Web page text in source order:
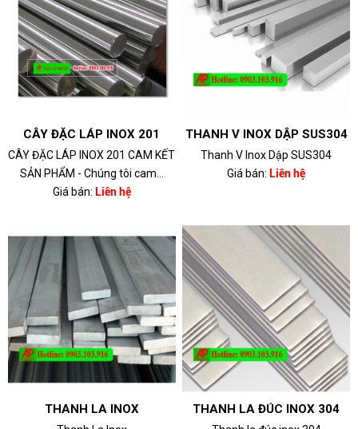
CÂY ĐẶC LÁP INOX 201
CÂY ĐẶC LÁP INOX 201 CAM KẾT
SẢN PHẨM - Chúng tôi cam...
Giá bán: Liên hệ
THANH V INOX DẬP SUS304
Thanh V Inox Dập SUS304
Giá bán: Liên hệ
THANH LA INOX THANH LA ĐÚC INOX 304